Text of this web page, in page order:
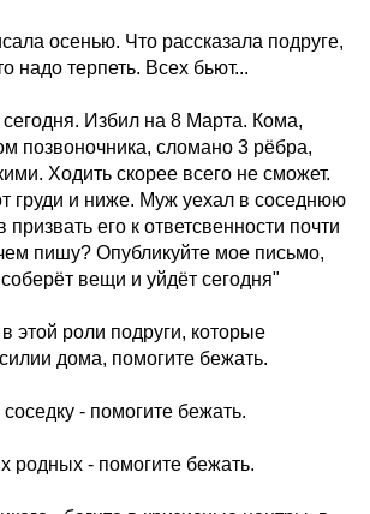
осенью. Что рассказала подруге,
надо терпеть. Всех бьют...
Избил на 8 Марта. Кома,
позвоночника, сломано 3 рёбра,
Ходить скорее всего не сможет.
груди и ниже. Муж уехал в соседнюю
призвать его к ответсвенности почти
пишу? Опубликуйте мое письмо,
вещи и уйдёт сегодня"
этой роли подруги, которые
дома, помогите бежать.
- помогите бежать.
родных - помогите бежать.